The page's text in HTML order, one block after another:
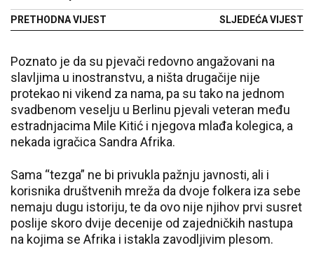
PRETHODNA VIJEST SLJEDEĆA VIJEST
Poznato je da su pjevači redovno angažovani na
slavljima u inostranstvu, a ništa drugačije nije
protekao ni vikend za nama, pa su tako na jednom
svadbenom veselju u Berlinu pjevali veteran među
estradnjacima Mile Kitić i njegova mlađa kolegica, a
nekada igračica Sandra Afrika.
Sama “tezga” ne bi privukla pažnju javnosti, ali i
korisnika društvenih mreža da dvoje folkera iza sebe
nemaju dugu istoriju, te da ovo nije njihov prvi susret
poslije skoro dvije decenije od zajedničkih nastupa
na kojima se Afrika i istakla zavodljivim plesom.